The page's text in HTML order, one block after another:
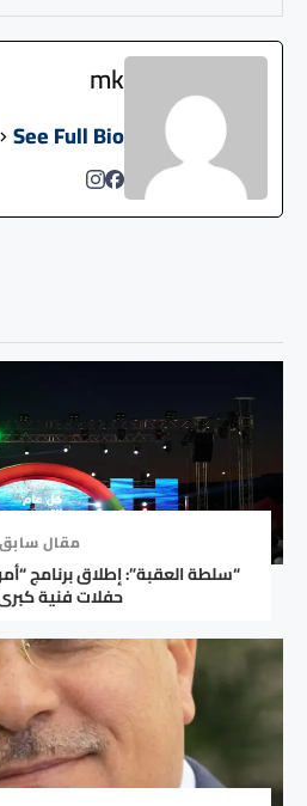
mk
See Full Bio
مقال سابق
“سلطة العقبة”: إطلاق برنامج
حفلات فنية